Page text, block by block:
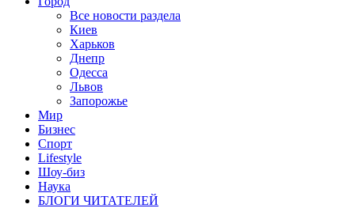
Все новости раздела
Киев
Харьков
Днепр
Одесса
Львов
Запорожье
Мир
Бизнес
Спорт
Lifestyle
Шоу-биз
Наука
БЛОГИ ЧИТАТЕЛЕЙ